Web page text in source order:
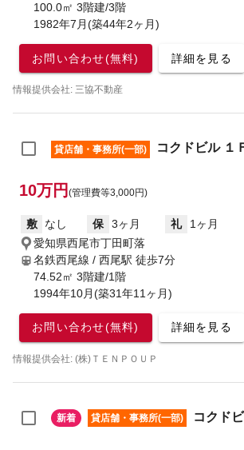
100.0㎡ 3階建/3階
1982年7月(築44年2ヶ月)
お問い合わせ(無料) 詳細を見る
情報提供会社: 三協不動産
貸店舗・事務所(一部) コクドビル １
10万円 (管理費等3,000円)
敷 なし 保 3ヶ月 礼
1ヶ月
愛知県西尾市丁田町落
名鉄西尾線 / 西尾駅 徒歩7分
74.52㎡ 3階建/1階
1994年10月(築31年11ヶ月)
お問い合わせ(無料) 詳細を見る
情報提供会社: (株)ＴＥＮＰＯＵＰ
新着 貸店舗・事務所(一部) コクド